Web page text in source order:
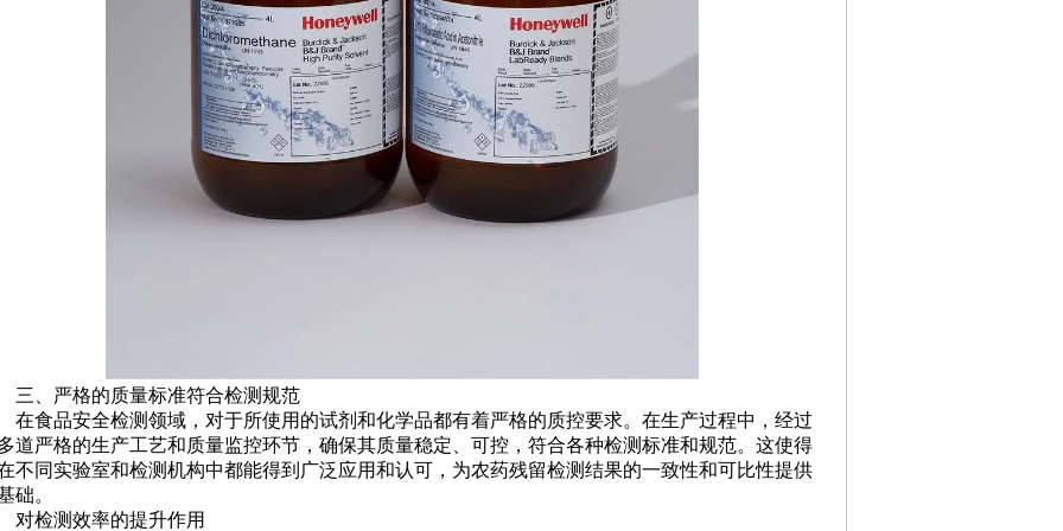
、严格的质量标准符合检测规范
食品安全检测领域，对于所使用的试剂和化学品都有着严格的质控要求。在生产过程中，经过
道严格的生产工艺和质量监控环节，确保其质量稳定、可控，符合各种检测标准和规范。这使得
不同实验室和检测机构中都能得到广泛应用和认可，为农药残留检测结果的一致性和可比性提供
础。
检测效率的提升作用